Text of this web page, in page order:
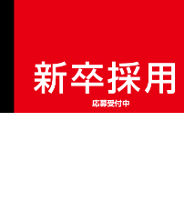
販売価格¥9,480（税込）